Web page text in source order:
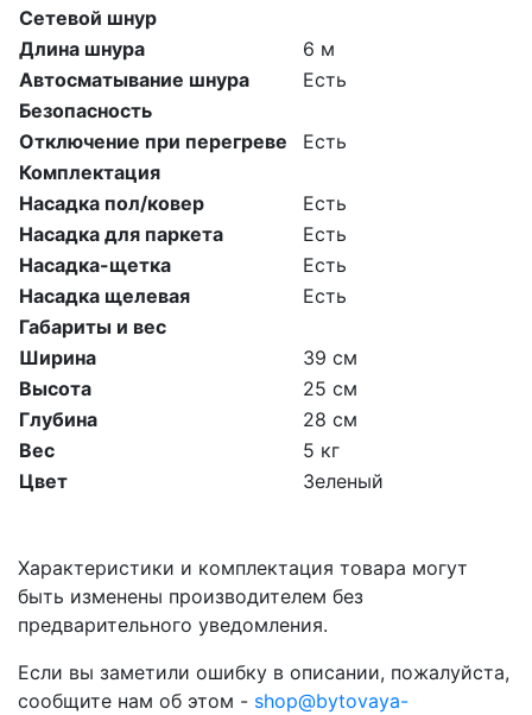
Сетевой шнур
Длина шнура
6 м
Автосматывание шнура
Есть
Безопасность
Отключение при перегреве
Есть
Комплектация
Насадка пол/ковер
Есть
Насадка для паркета
Есть
Насадка-щетка
Есть
Насадка щелевая
Есть
Габариты и вес
Ширина
39 см
Высота
25 см
Глубина
28 см
Вес
5 кг
Цвет
Зеленый
Характеристики и комплектация товара могут
быть изменены производителем без
предварительного уведомления.
Если вы заметили ошибку в описании, пожалуйста,
сообщите нам об этом - shop@bytovaya-